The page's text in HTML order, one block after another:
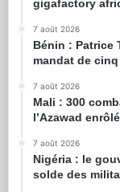
gigafactory
7 août 2026
Bénin : Patrice
mandat de
7 août 2026
Mali : 300
l’Azawad
7 août 2026
Nigéria : le
solde des